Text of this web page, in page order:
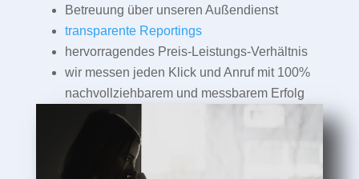
Betreuung über unseren Außendienst
transparente Reportings
hervorragendes Preis-Leistungs-Verhältnis
wir messen jeden Klick und Anruf mit 100%
nachvollziehbarem und messbarem Erfolg